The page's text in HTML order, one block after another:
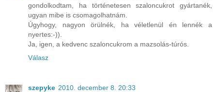
gondolkodtam, ha történetesen szaloncukrot gyártanék,
ugyan mibe is csomagolhatnám.
Úgyhogy, nagyon örülnék, ha véletlenül én lennék a
nyertes:-)).
Ja, igen, a kedvenc szaloncukrom a mazsolás-túrós.
Válasz
szepyke 2010. december 8. 20:33